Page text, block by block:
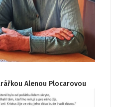
Alenou Plocarovou